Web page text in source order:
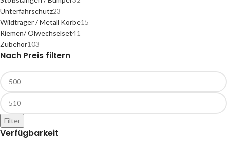
Unterfahrschutz23
Wildträger / Metall Körbe15
Riemen/ Ölwechselset41
Zubehör103
Nach Preis filtern
Filter
Verfügbarkeit